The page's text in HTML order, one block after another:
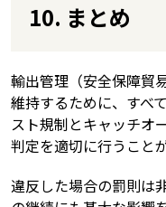
10. まとめ
輸出管理（安全保障貿
維持するために、すべ
スト規制とキャッチオ
判定を適切に行うこと
違反した場合の罰則は